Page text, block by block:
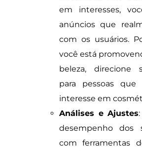
em interesses,
anúncios que
com os usuários.
você está
beleza, direcione
para pessoas que
interesse em
Análises e Ajustes
desempenho dos
com ferramentas